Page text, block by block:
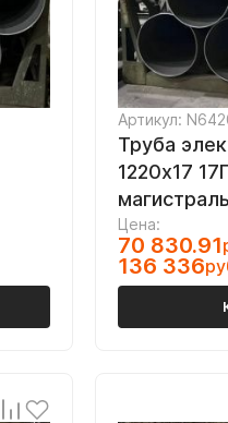
Артикул:
Труба
1220х17
Цена:
70 830.91
136 336